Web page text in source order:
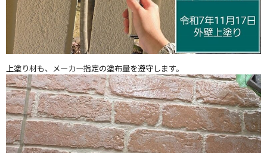
上塗り材も、メーカー指定の塗布量を遵守します。